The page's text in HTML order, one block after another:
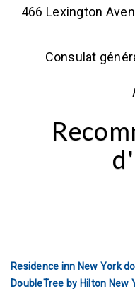
466 Lexington
Consulat
Residence inn New York
DoubleTree by Hilton New